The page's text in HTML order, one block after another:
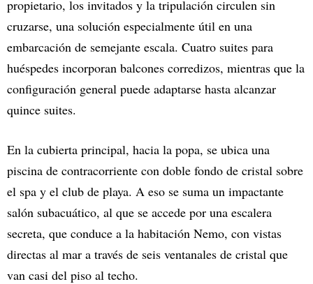
propietario, los invitados y la tripulación circulen sin
cruzarse, una solución especialmente útil en una
embarcación de semejante escala. Cuatro suites para
huéspedes incorporan balcones corredizos, mientras que la
configuración general puede adaptarse hasta alcanzar
quince suites.
En la cubierta principal, hacia la popa, se ubica una
piscina de contracorriente con doble fondo de cristal sobre
el spa y el club de playa. A eso se suma un impactante
salón subacuático, al que se accede por una escalera
secreta, que conduce a la habitación Nemo, con vistas
directas al mar a través de seis ventanales de cristal que
van casi del piso al techo.